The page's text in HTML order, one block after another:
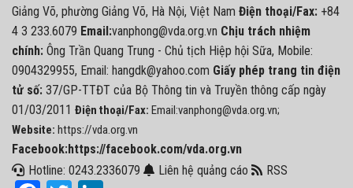
Giảng Võ, phường Giảng Võ, Hà Nội, Việt Nam Điện thoại/Fax: +84
4 3 233.6079 Email:vanphong@vda.org.vn Chịu trách nhiệm
chính: Ông Trần Quang Trung - Chủ tịch Hiệp hội Sữa, Mobile:
0904329955, Email: hangdk@yahoo.com Giấy phép trang tin điện
tử số: 37/GP-TTĐT của Bộ Thông tin và Truyền thông cấp ngày
01/03/2011 Điện thoại/Fax: Email:vanphong@vda.org.vn;
Website: https://vda.org.vn
Facebook:https://facebook.com/vda.org.vn
Hotline: 0243.2336079
Liên hệ quảng cáo RSS